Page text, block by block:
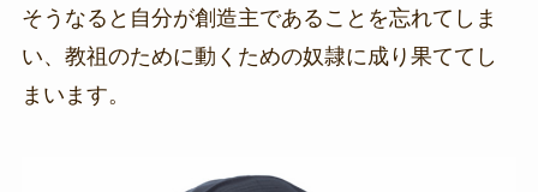
そうなると自分が創造主であることを忘れてしま
い、教祖のために動くための奴隷に成り果ててし
まいます。